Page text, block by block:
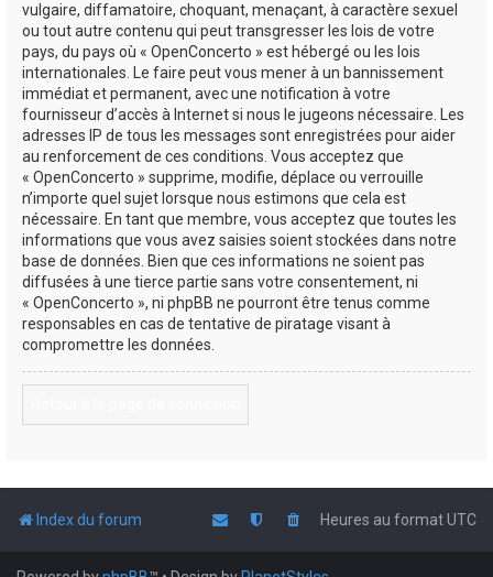
vulgaire, diffamatoire, choquant, menaçant, à caractère sexuel
ou tout autre contenu qui peut transgresser les lois de votre
pays, du pays où « OpenConcerto » est hébergé ou les lois
internationales. Le faire peut vous mener à un bannissement
immédiat et permanent, avec une notification à votre
fournisseur d’accès à Internet si nous le jugeons nécessaire. Les
adresses IP de tous les messages sont enregistrées pour aider
au renforcement de ces conditions. Vous acceptez que
« OpenConcerto » supprime, modifie, déplace ou verrouille
n’importe quel sujet lorsque nous estimons que cela est
nécessaire. En tant que membre, vous acceptez que toutes les
informations que vous avez saisies soient stockées dans notre
base de données. Bien que ces informations ne soient pas
diffusées à une tierce partie sans votre consentement, ni
« OpenConcerto », ni phpBB ne pourront être tenus comme
responsables en cas de tentative de piratage visant à
compromettre les données.
Index du forum Heures au formatUTC